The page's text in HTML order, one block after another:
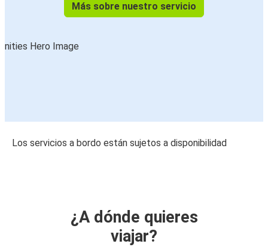
Más sobre nuestro servicio
Los servicios a bordo están sujetos a disponibilidad
¿A dónde quieres
viajar?